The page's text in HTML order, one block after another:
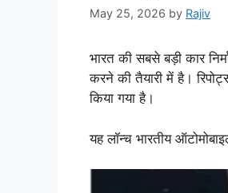
May 25, 2026 by Rajiv
भारत की सबसे बड़ी कार
करने की तैयारी में है।
किया गया है।
यह लॉन्च भारतीय